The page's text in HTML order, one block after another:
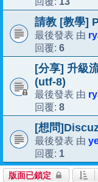
請教 [教學]
最後發表 由
回覆: 6
[分享] 升級
(utf-8)
最後發表 由
回覆: 8
[想問
最後發表 由
回覆: 1
版面已鎖定